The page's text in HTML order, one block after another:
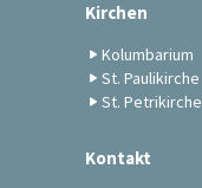
Kirchen
Kolumbarium
St. Paulikirche
St. Petrikirche
Kontakt